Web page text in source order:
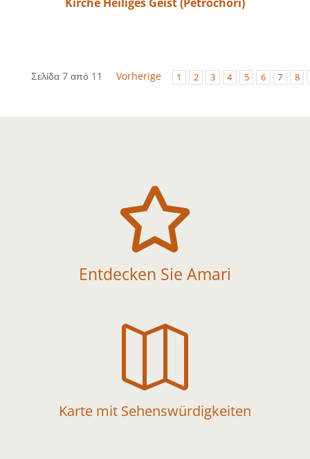
Σελίδα 7 από 11 Vorherige 1 2 3 4 5 6 7 8

Entdecken Sie Amari

Karte mit Sehenswürdigkeiten